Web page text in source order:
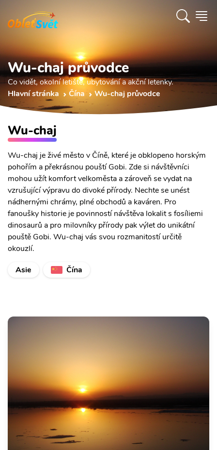
Wu-chaj průvodce
Co vidět, okolní letiště, ubytování a akční letenky.
Hlavní stránka
Čína Wu-chaj průvodce
Wu-chaj
Wu-chaj je živé město v Číně, které je obklopeno horským
pohořím a překrásnou pouští Gobi. Zde si návštěvníci
mohou užít komfort velkoměsta a zároveň se vydat na
vzrušující výpravu do divoké přírody. Nechte se unést
nádhernými chrámy, plné obchodů a kaváren. Pro
fanoušky historie je povinností návštěva lokalit s fosíliemi
dinosaurů a pro milovníky přírody pak výlet do unikátní
pouště Gobi. Wu-chaj vás svou rozmanitostí určitě
okouzlí.
Asie
Čína